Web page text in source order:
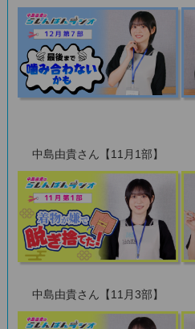
中島由貴さん【11月1部】
中島由貴さん【11月3部】